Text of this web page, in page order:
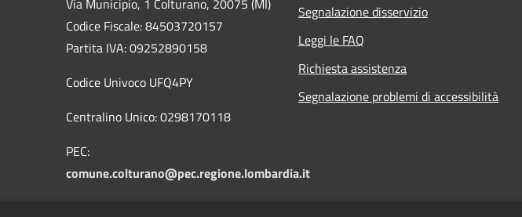
Via Municipio, 1 Colturano, 20075 (MI)
Codice Fiscale: 84503720157
Partita IVA: 09252890158
Codice Univoco UFQ4PY
Centralino Unico: 0298170118
PEC:
comune.colturano@pec.regione.lombardia.it
Segnalazione disservizio
Leggi le FAQ
Richiesta assistenza
Segnalazione problemi di accessibilità